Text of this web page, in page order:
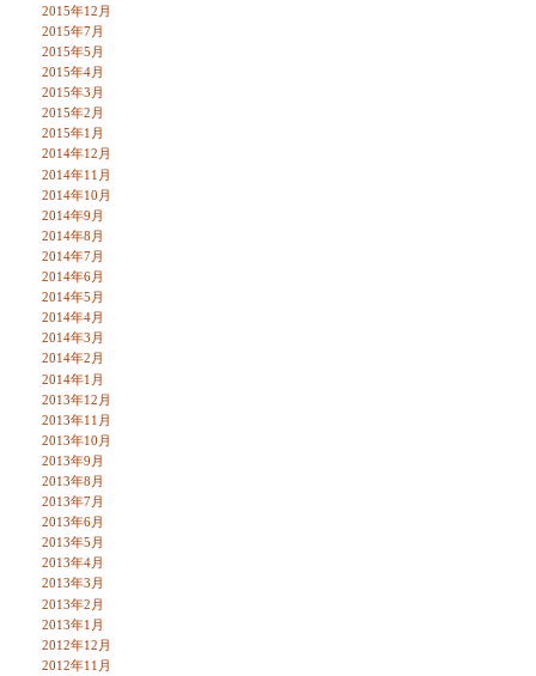
2015年12月
2015年7月
2015年5月
2015年4月
2015年3月
2015年2月
2015年1月
2014年12月
2014年11月
2014年10月
2014年9月
2014年8月
2014年7月
2014年6月
2014年5月
2014年4月
2014年3月
2014年2月
2014年1月
2013年12月
2013年11月
2013年10月
2013年9月
2013年8月
2013年7月
2013年6月
2013年5月
2013年4月
2013年3月
2013年2月
2013年1月
2012年12月
2012年11月